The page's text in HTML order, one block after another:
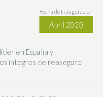
Fecha de Inauguración
Abril 2020
en España y
íntegros de reaseguro